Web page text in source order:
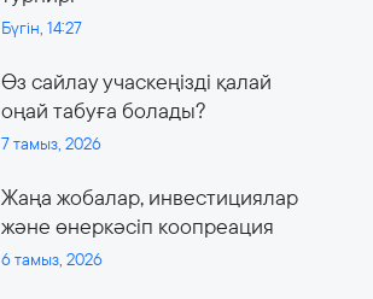
Бүгін, 14:27
Өз сайлау учаскеңізді қалай
оңай табуға болады?
7 тамыз, 2026
Жаңа жобалар, инвестициялар
және өнеркәсіп коопреация
6 тамыз, 2026